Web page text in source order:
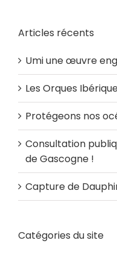
Articles récents
Umi une œuvre
Les Orques
Protégeons nos
Consultation
de Gascogne !
Capture de
Catégories du site